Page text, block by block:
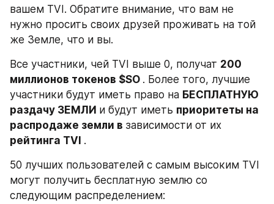
вашем TVI. Обратите внимание, что вам не
нужно просить своих друзей проживать на той
же Земле, что и вы.
Все участники, чей TVI выше 0, получат 200
миллионов токенов $SO . Более того, лучшие
участники будут иметь право на БЕСПЛАТНУЮ
раздачу ЗЕМЛИ и будут иметь приоритеты на
распродаже земли в
рейтинга TVI .
50 лучших пользователей с самым высоким TVI
могут получить бесплатную землю со
следующим распределением: